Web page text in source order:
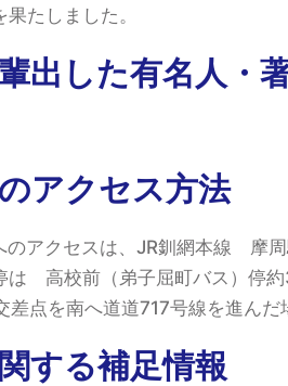
たしました。
出した有名人・
アクセス方法
アクセスは、JR釧網本線 摩
は 高校前（弟子屈町バス）停
を南へ道道717号線を進んだ
する補足情報